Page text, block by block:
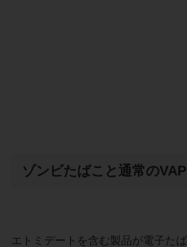
ゾンビたばこと通常の
エトミデートを含む製品が電子た